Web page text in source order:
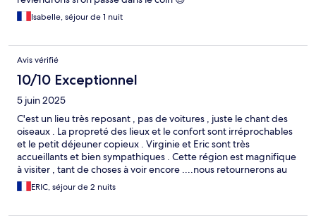
Isabelle, séjour de 1 nuit
Avis vérifié
10/10 Exceptionnel
5 juin 2025
C'est un lieu très reposant , pas de voitures , juste le chant des
oiseaux . La propreté des lieux et le confort sont irréprochables
et le petit déjeuner copieux . Virginie et Eric sont très
accueillants et bien sympathiques . Cette région est magnifique
à visiter , tant de choses à voir encore ....nous retournerons au
manoir,sans soucis !!!
ERIC, séjour de 2 nuits